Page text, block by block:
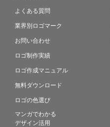
よくある質問
業界別ロゴマーク
お問い合わせ
ロゴ制作実績
ロゴ作成マニュアル
無料ダウンロード
ロゴの色選び
マンガでわかる
デザイン活用